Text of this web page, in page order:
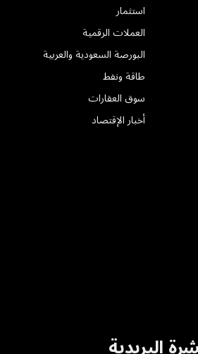
استثمار
العملات الرقمية
البورصة السعودية والعربية
طاقة ونفط
سوق العقارات
أخبار الإقتصاد